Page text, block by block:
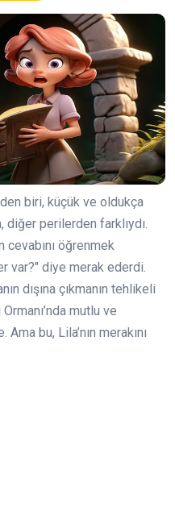
biri, küçük ve oldukça
diğer perilerden farklıydı.
öğrenmek
var?" diye merak ederdi.
dışına çıkmanın tehlikeli
mutlu ve
bu, Lila’nın merakını